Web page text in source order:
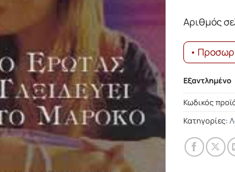
Αριθμός
•
Εξαντλημένο
Κωδικός
Κατηγορίες: